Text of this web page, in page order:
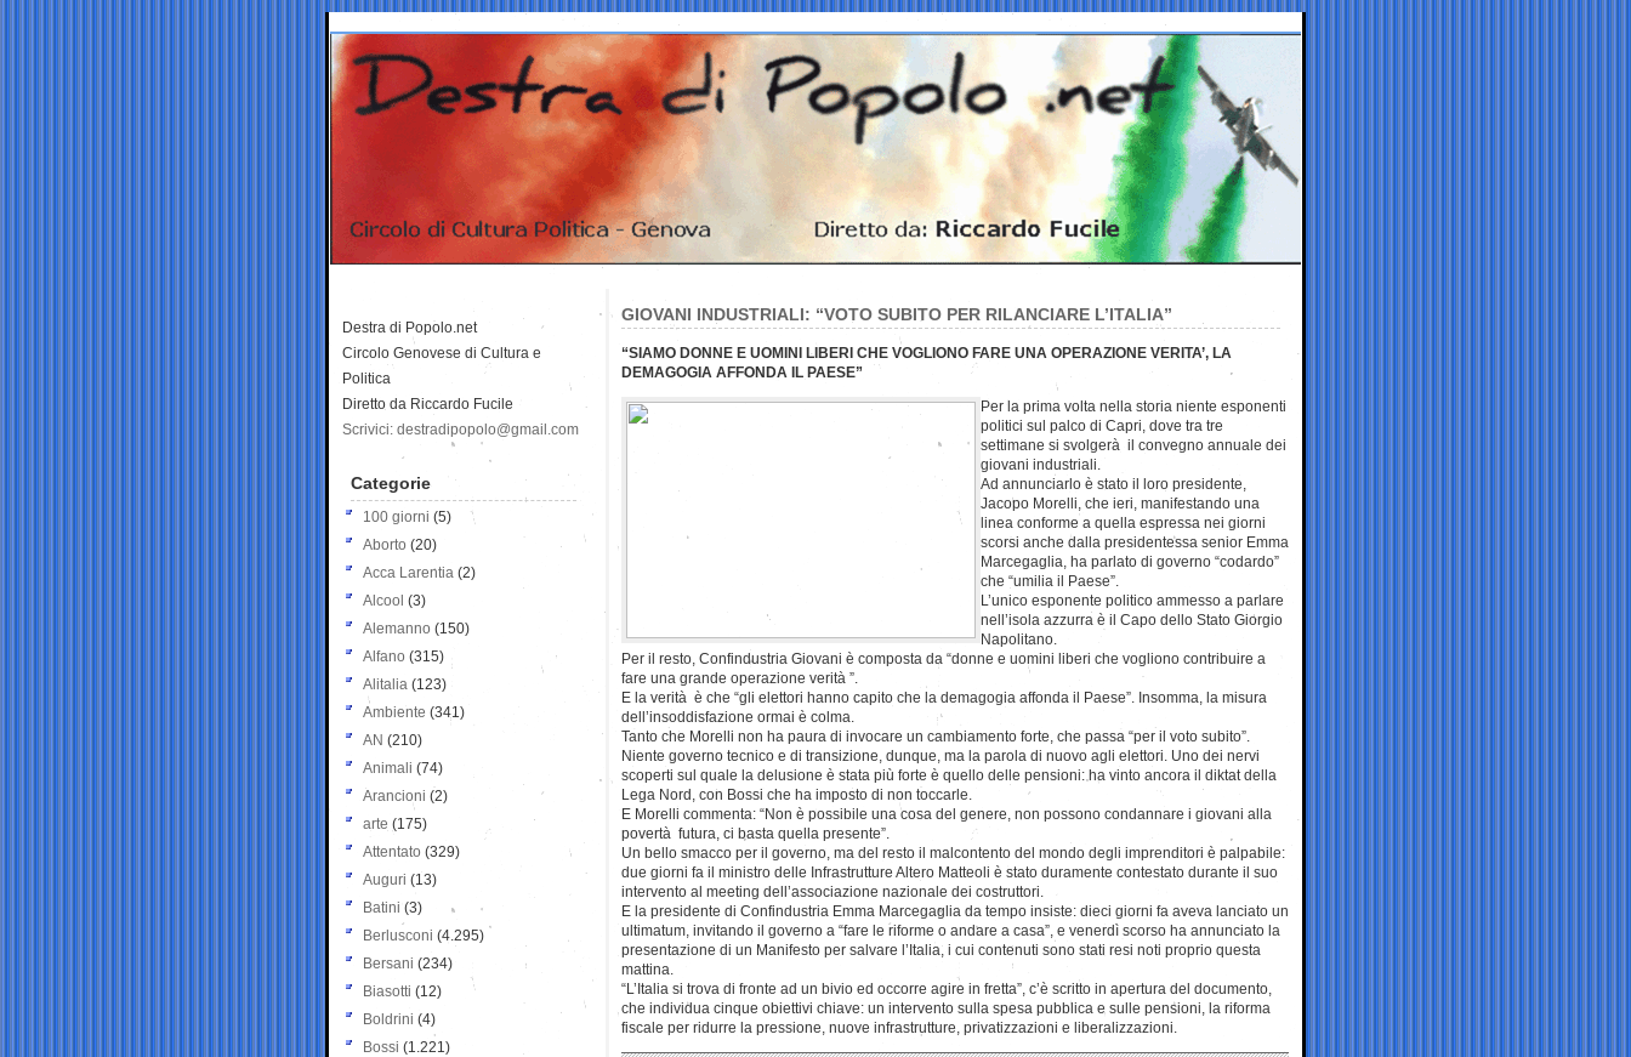
GIOVANI INDUSTRIALI: “VOTO SUBITO PER RILANCIARE L’ITALIA”
“SIAMO DONNE E UOMINI LIBERI CHE VOGLIONO FARE UNA OPERAZIONE VERITA’, LA
DEMAGOGIA AFFONDA IL PAESE”
Per la prima volta nella storia niente esponenti
politici sul palco di Capri, dove tra tre
settimane si svolgerà il convegno annuale dei
giovani industriali.
Ad annunciarlo è stato il loro presidente,
Jacopo Morelli, che ieri, manifestando una
linea conforme a quella espressa nei giorni
scorsi anche dalla presidentessa senior Emma
Marcegaglia, ha parlato di governo “codardo”
che “umilia il Paese”.
L’unico esponente politico ammesso a parlare
nell’isola azzurra è il Capo dello Stato Giorgio
Napolitano.
Per il resto, Confindustria Giovani è composta da “donne e uomini liberi che vogliono contribuire a
fare una grande operazione verità ”.
E la verità è che “gli elettori hanno capito che la demagogia affonda il Paese”. Insomma, la misura
dell’insoddisfazione ormai è colma.
Tanto che Morelli non ha paura di invocare un cambiamento forte, che passa “per il voto subito”.
Niente governo tecnico e di transizione, dunque, ma la parola di nuovo agli elettori. Uno dei nervi
scoperti sul quale la delusione è stata più forte è quello delle pensioni: ha vinto ancora il diktat della
Lega Nord, con Bossi che ha imposto di non toccarle.
E Morelli commenta: “Non è possibile una cosa del genere, non possono condannare i giovani alla
povertà futura, ci basta quella presente”.
Un bello smacco per il governo, ma del resto il malcontento del mondo degli imprenditori è palpabile:
due giorni fa il ministro delle Infrastrutture Altero Matteoli è stato duramente contestato durante il suo
intervento al meeting dell’associazione nazionale dei costruttori.
E la presidente di Confindustria Emma Marcegaglia da tempo insiste: dieci giorni fa aveva lanciato un
ultimatum, invitando il governo a “fare le riforme o andare a casa”, e venerdì scorso ha annunciato la
presentazione di un Manifesto per salvare l’Italia, i cui contenuti sono stati resi noti proprio questa
mattina.
“L’Italia si trova di fronte ad un bivio ed occorre agire in fretta”, c’è scritto in apertura del documento,
che individua cinque obiettivi chiave: un intervento sulla spesa pubblica e sulle pensioni, la riforma
fiscale per ridurre la pressione, nuove infrastrutture, privatizzazioni e liberalizzazioni.
Destra di Popolo.net
Circolo Genovese di Cultura e
Politica
Diretto da Riccardo Fucile
Scrivici: destradipopolo@gmail.com
Categorie
100 giorni (5)
Aborto (20)
Acca Larentia (2)
Alcool (3)
Alemanno (150)
Alfano (315)
Alitalia (123)
Ambiente (341)
AN (210)
Animali (74)
Arancioni (2)
arte (175)
Attentato (329)
Auguri (13)
Batini (3)
Berlusconi (4.295)
Bersani (234)
Biasotti (12)
Boldrini (4)
Bossi (1.221)